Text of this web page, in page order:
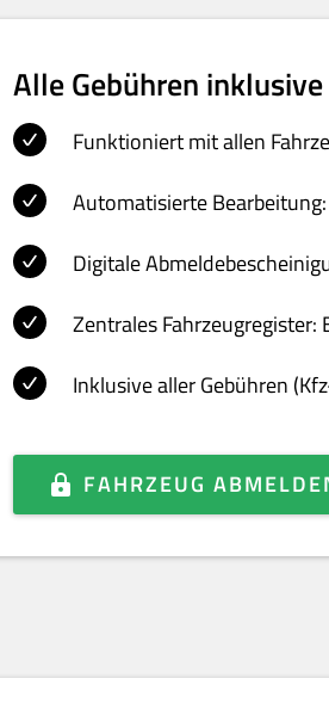
Alle Gebühren inklusive
Funktioniert mit allen
Automatisierte
Digitale
Zentrales
Inklusive aller Gebühren
FAHRZEUG